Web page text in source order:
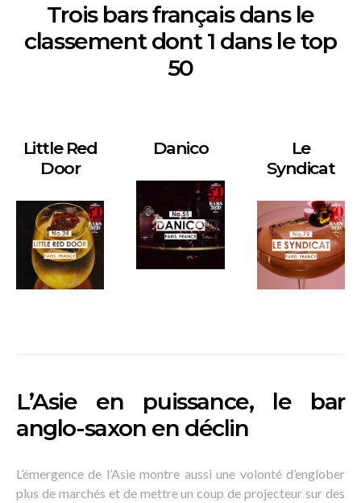
Trois bars français dans le
classement dont 1 dans le top
50
Little Red
Door
Danico
Le
Syndicat
L’Asie en puissance, le bar
anglo-saxon en déclin
L’émergence de l’Asie montre aussi une volonté d’englober
plus de marchés et de mettre un coup de projecteur sur des